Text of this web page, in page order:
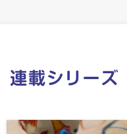
連載シリーズ